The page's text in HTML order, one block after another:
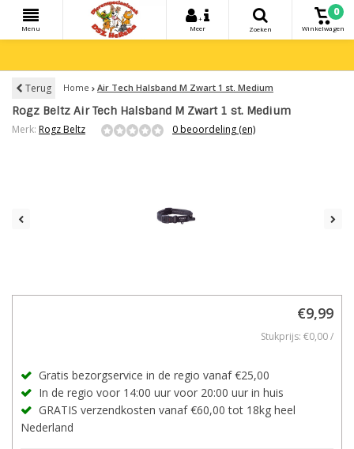
Menu
+
Meer
Zoeken
0
Winkelwagen
Terug Home Air Tech Halsband M Zwart 1 st. Medium
Rogz Beltz Air Tech Halsband M Zwart 1 st. Medium
Merk: Rogz Beltz 0 beoordeling (en)
€9,99
Stukprijs: €0,00 /
Gratis bezorgservice in de regio vanaf €25,00
In de regio voor 14:00 uur voor 20:00 uur in huis
GRATIS verzendkosten vanaf €60,00 tot 18kg heel
Nederland